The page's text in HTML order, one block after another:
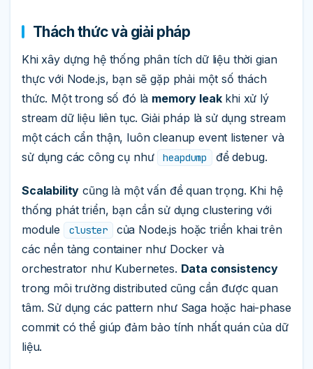
Thách thức và giải pháp
Khi xây dựng hệ thống phân tích dữ liệu thời gian
thực với Node.js, bạn sẽ gặp phải một số thách
thức. Một trong số đó là memory leakkhi xử lý
stream dữ liệu liên tục. Giải pháp là sử dụng stream
một cách cẩn thận, luôn cleanup event listener và
sử dụng các công cụ như
heapdump để debug.
Scalability cũng là một vấn đề quan trọng. Khi hệ
thống phát triển, bạn cần sử dụng clustering với
module
cluster
của Node.js hoặc triển khai trên
các nền tảng container như Docker và
orchestrator như Kubernetes. Data consistency
trong môi trường distributed cũng cần được quan
tâm. Sử dụng các pattern như Saga hoặc hai-phase
commit có thể giúp đảm bảo tính nhất quán của dữ
liệu.